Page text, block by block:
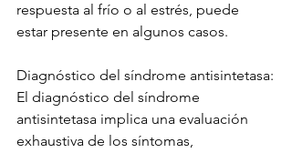
respuesta al frío o al estrés, puede
estar presente en algunos casos.
Diagnóstico del síndrome antisintetasa:
El diagnóstico del síndrome
antisintetasa implica una evaluación
exhaustiva de los síntomas,